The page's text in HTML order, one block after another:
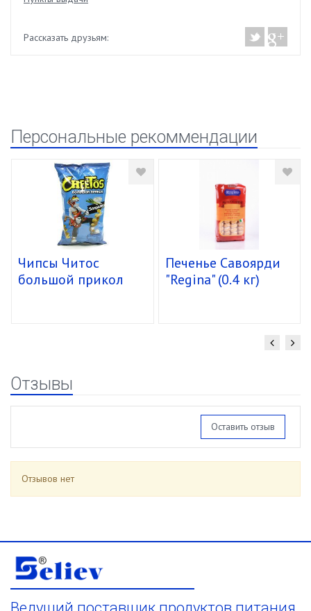
Рассказать друзьям:
Персональные рекоммендации
Чипсы Читос
большой прикол
Печенье Савоярди
"Regina" (0.4 кг)
Отзывы
Оставить отзыв
Отзывов нет
Ведущий поставщик продуктов питания